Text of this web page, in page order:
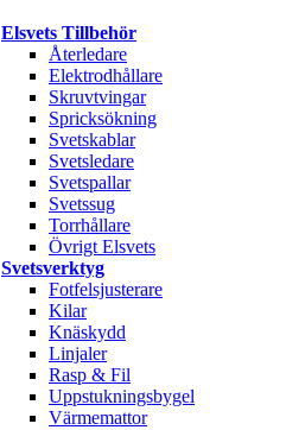
Elsvets Tillbehör
Återledare
Elektrodhållare
Skruvtvingar
Spricksökning
Svetskablar
Svetsledare
Svetspallar
Svetssug
Torrhållare
Övrigt Elsvets
Svetsverktyg
Fotfelsjusterare
Kilar
Knäskydd
Linjaler
Rasp & Fil
Uppstukningsbygel
Värmemattor